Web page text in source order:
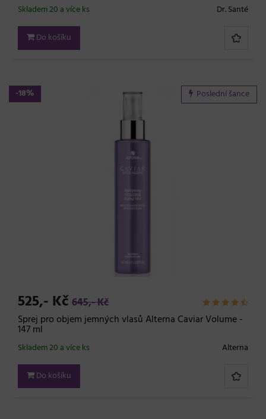
Dr. Santé
Skladem 20 a více ks
Do košíku
-18% Poslední šance
525,- Kč 645,- Kč
Sprej pro objem jemných vlasů Alterna Caviar Volume -
147 ml
Alterna
Skladem 20 a více ks
Do košíku